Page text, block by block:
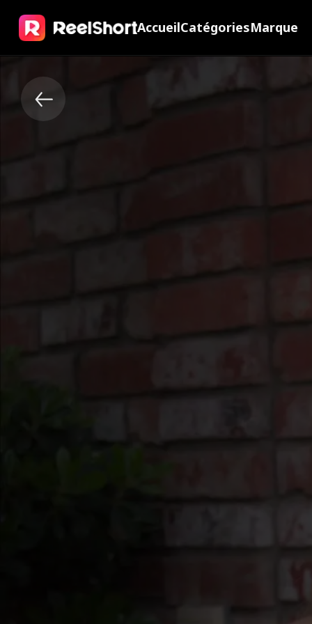
AccueilCatégoriesMarque